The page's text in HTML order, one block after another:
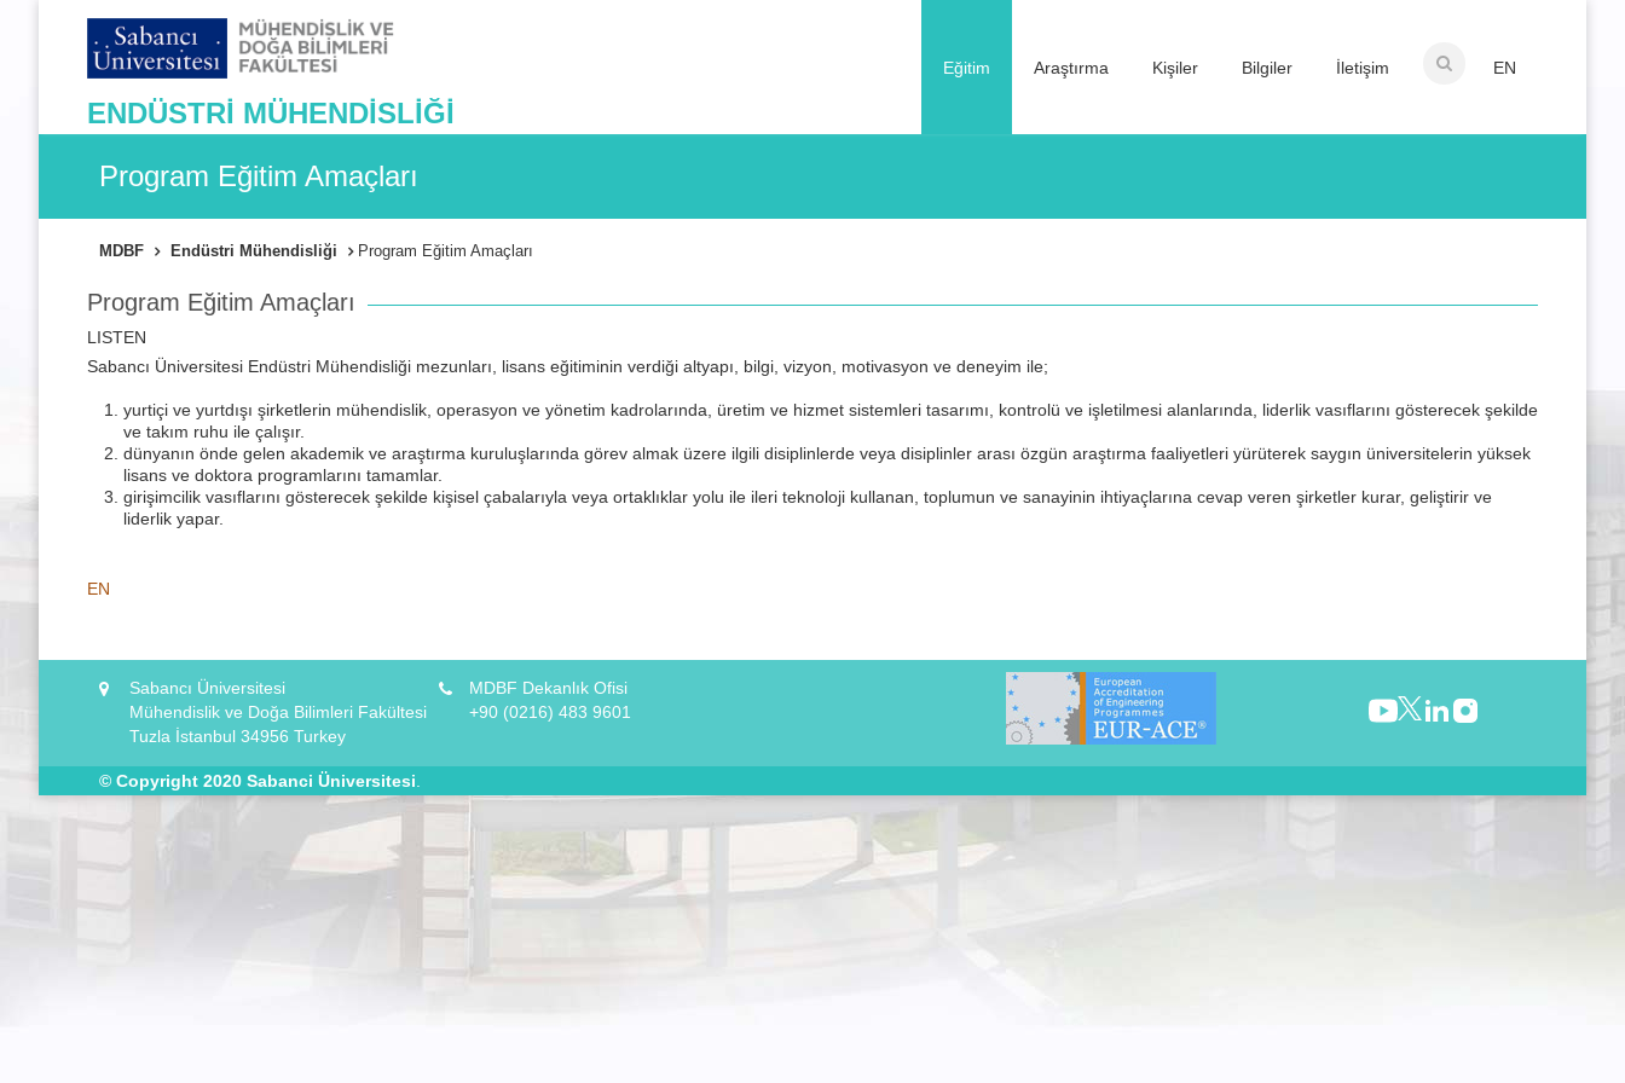
EN
Eğitim Araştırma Kişiler Bilgiler İletişim
ENDÜSTRİ MÜHENDİSLİĞİ
Program Eğitim Amaçları
MDBF Endüstri Mühendisliği Program Eğitim Amaçları
Program Eğitim Amaçları
LISTEN
Sabancı Üniversitesi Endüstri Mühendisliği mezunları, lisans eğitiminin verdiği altyapı, bilgi, vizyon, motivasyon ve deneyim ile;
yurtiçi ve yurtdışı şirketlerin mühendislik, operasyon ve yönetim kadrolarında, üretim ve hizmet sistemleri tasarımı, kontrolü ve işletilmesi alanlarında, liderlik vasıflarını gösterecek şekilde
ve takım ruhu ile çalışır.
dünyanın önde gelen akademik ve araştırma kuruluşlarında görev almak üzere ilgili disiplinlerde veya disiplinler arası özgün araştırma faaliyetleri yürüterek saygın üniversitelerin yüksek
lisans ve doktora programlarını tamamlar.
girişimcilik vasıflarını gösterecek şekilde kişisel çabalarıyla veya ortaklıklar yolu ile ileri teknoloji kullanan, toplumun ve sanayinin ihtiyaçlarına cevap veren şirketler kurar, geliştirir ve
liderlik yapar.
EN
Sabancı Üniversitesi
Mühendislik ve Doğa Bilimleri Fakültesi
Tuzla İstanbul 34956 Turkey
MDBF Dekanlık Ofisi
+90 (0216) 483 9601
© Copyright 2020 Sabanci Üniversitesi